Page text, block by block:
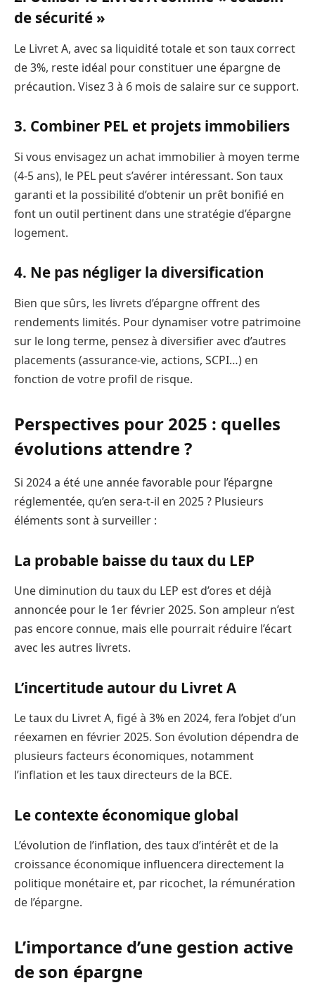
de sécurité »
Le Livret A, avec sa liquidité totale et son taux correct
de 3%, reste idéal pour constituer une épargne de
précaution. Visez 3 à 6 mois de salaire sur ce support.
3. Combiner PEL et projets immobiliers
Si vous envisagez un achat immobilier à moyen terme
(4-5 ans), le PEL peut s’avérer intéressant. Son taux
garanti et la possibilité d’obtenir un prêt bonifié en
font un outil pertinent dans une stratégie d’épargne
logement.
4. Ne pas négliger la diversification
Bien que sûrs, les livrets d’épargne offrent des
rendements limités. Pour dynamiser votre patrimoine
sur le long terme, pensez à diversifier avec d’autres
placements (assurance-vie, actions, SCPI…) en
fonction de votre profil de risque.
Perspectives pour 2025 : quelles
évolutions attendre ?
Si 2024 a été une année favorable pour l’épargne
réglementée, qu’en sera-t-il en 2025 ? Plusieurs
éléments sont à surveiller :
La probable baisse du taux du LEP
Une diminution du taux du LEP est d’ores et déjà
annoncée pour le 1er février 2025. Son ampleur n’est
pas encore connue, mais elle pourrait réduire l’écart
avec les autres livrets.
L’incertitude autour du Livret A
Le taux du Livret A, figé à 3% en 2024, fera l’objet d’un
réexamen en février 2025. Son évolution dépendra de
plusieurs facteurs économiques, notamment
l’inflation et les taux directeurs de la BCE.
Le contexte économique global
L’évolution de l’inflation, des taux d’intérêt et de la
croissance économique influencera directement la
politique monétaire et, par ricochet, la rémunération
de l’épargne.
L’importance d’une gestion active
de son épargne